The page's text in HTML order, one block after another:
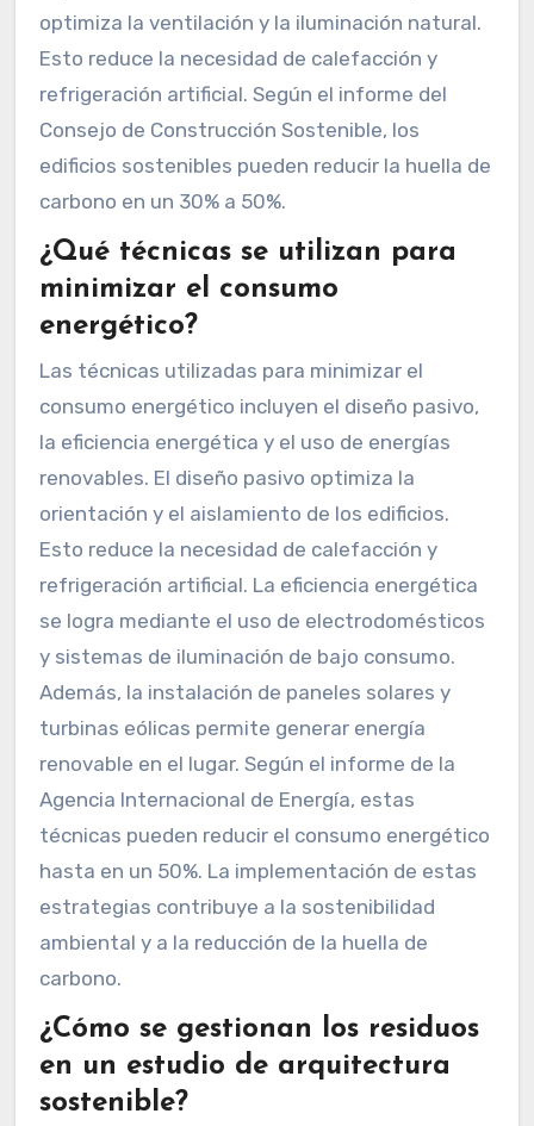
optimiza la ventilación y la iluminación natural.
Esto reduce la necesidad de calefacción y
refrigeración artificial. Según el informe del
Consejo de Construcción Sostenible, los
edificios sostenibles pueden reducir la huella de
carbono en un 30% a 50%.
¿Qué técnicas se utilizan para
minimizar el consumo
energético?
Las técnicas utilizadas para minimizar el
consumo energético incluyen el diseño pasivo,
la eficiencia energética y el uso de energías
renovables. El diseño pasivo optimiza la
orientación y el aislamiento de los edificios.
Esto reduce la necesidad de calefacción y
refrigeración artificial. La eficiencia energética
se logra mediante el uso de electrodomésticos
y sistemas de iluminación de bajo consumo.
Además, la instalación de paneles solares y
turbinas eólicas permite generar energía
renovable en el lugar. Según el informe de la
Agencia Internacional de Energía, estas
técnicas pueden reducir el consumo energético
hasta en un 50%. La implementación de estas
estrategias contribuye a la sostenibilidad
ambiental y a la reducción de la huella de
carbono.
¿Cómo se gestionan los residuos
en un estudio de arquitectura
sostenible?